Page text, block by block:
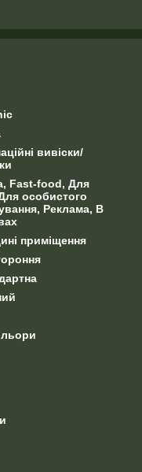
вивіски/
Fast-food, Для
особистого
Реклама, В
приміщення